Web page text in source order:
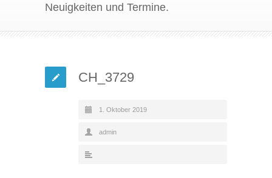
Neuigkeiten und Termine.
CH_3729
1. Oktober 2019
admin